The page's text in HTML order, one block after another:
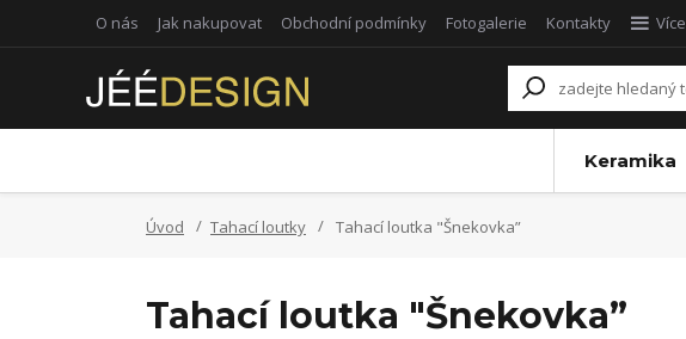
O nás Jak nakupovat Obchodní podmínky Fotogalerie Kontakty Více
Keramika
Úvod Tahací loutky Tahací loutka "Šnekovka”
Tahací loutka "Šnekovka”